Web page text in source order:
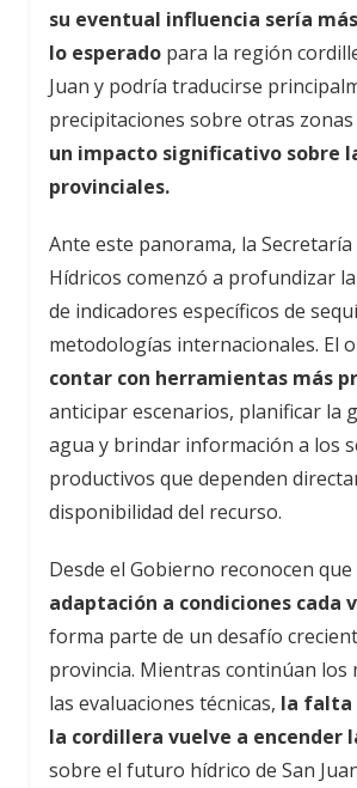
su eventual influencia sería
lo esperado para la región
Juan y podría traducirse
precipitaciones sobre otras zonas
un impacto significativo sobre
provinciales.
Ante este panorama, la Secretaría
Hídricos comenzó a profundizar
de indicadores específicos de
metodologías internacionales. El
contar con herramientas más
anticipar escenarios, planificar la
agua y brindar información a los
productivos que dependen
disponibilidad del recurso.
Desde el Gobierno reconocen que
adaptación a condiciones cada
forma parte de un desafío
provincia. Mientras continúan los
las evaluaciones técnicas, la falta
la cordillera vuelve a encender
sobre el futuro hídrico de San